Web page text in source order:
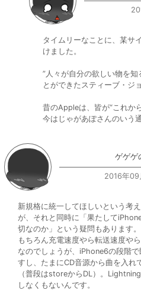
タイムリーなことに、某サ
けました。
”人々が自分の欲しい物を
とができたスティーブ・ジ
昔のAppleは、皆が“これか
今はじゃがあぽさんのいう
ゲゲゲ
2016年09
新規格に統一してほしいという考
が、それと同時に「果たして
切なのか」という疑問もあります。
もちろん充電速度やら転送速度や
なのでしょうが、iPhone6の段階
すし、たまにCD音源から曲を入れ
（普段はstoreからDL）。
しなくもないんです。